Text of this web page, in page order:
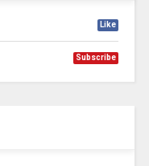
Like
Subscribe